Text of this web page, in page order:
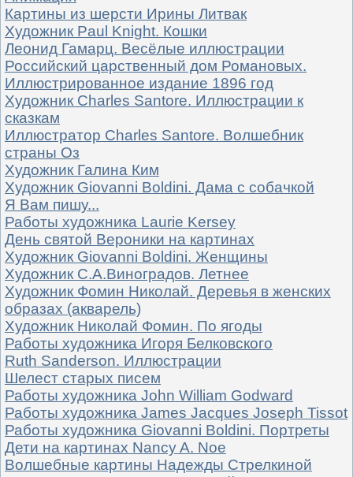
Картины из шерсти Ирины Литвак
Художник Paul Knight. Кошки
Леонид Гамарц. Весёлые иллюстрации
Российский царственный дом Романовых.
Иллюстрированное издание 1896 год
Художник Charles Santore. Иллюстрации к
сказкам
Иллюстратор Charles Santore. Волшебник
страны Оз
Художник Галина Ким
Художник Giovanni Boldini. Дама с собачкой
Я Вам пишу...
Работы художника Laurie Kersey
День святой Вероники на картинах
Художник Giovanni Boldini. Женщины
Художник С.А.Виноградов. Летнее
Художник Фомин Николай. Деревья в женских
образах (акварель)
Художник Николай Фомин. По ягоды
Работы художника Игоря Белковского
Ruth Sanderson. Иллюстрации
Шелест старых писем
Работы художника John William Godward
Работы художника James Jacques Joseph Tissot
Работы художника Giovanni Boldini. Портреты
Дети на картинах Nancy A. Noe
Волшебные картины Надежды Стрелкиной